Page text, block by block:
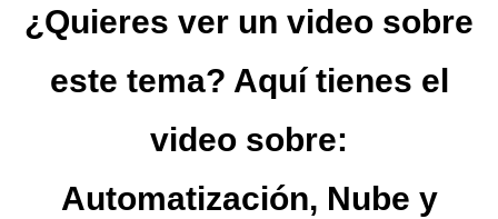
¿Quieres ver un video sobre
este tema? Aquí tienes el
video sobre:
Automatización, Nube y